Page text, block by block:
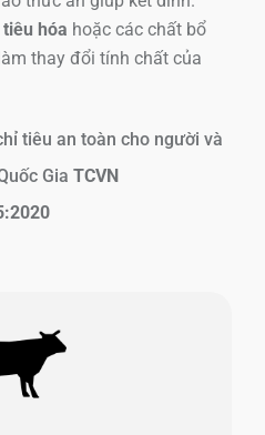
hóa hoặc các chất bổ
thay đổi tính chất của
tiêu an toàn cho người và
Gia TCVN